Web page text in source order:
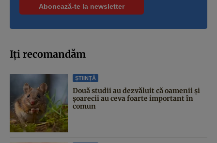
Iți recomandăm
ȘTIINȚĂ
Două studii au dezvăluit că oamenii și
șoarecii au ceva foarte important în
comun